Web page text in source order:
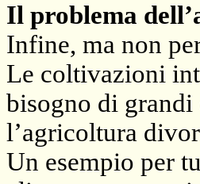
Il problema
Infine, ma non
Le coltivazioni
bisogno di grandi
l’agricoltura
Un esempio per